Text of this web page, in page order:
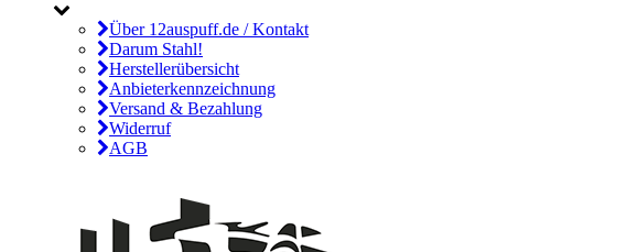
Über 12auspuff.de / Kontakt
Darum Stahl!
Herstellerübersicht
Anbieterkennzeichnung
Versand & Bezahlung
Widerruf
AGB